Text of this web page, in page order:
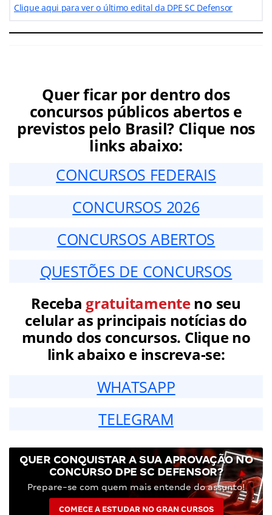
Clique aqui para ver o último edital da DPE SC Defensor
Quer ficar por dentro dos
concursos públicos abertos e
previstos pelo Brasil? Clique nos
links abaixo:
CONCURSOS FEDERAIS
CONCURSOS 2026
CONCURSOS ABERTOS
QUESTÕES DE CONCURSOS
Receba gratuitamenteno seu
celular as principais notícias do
mundo dos concursos. Clique no
link abaixo e inscreva-se:
WHATSAPP
TELEGRAM
QUER CONQUISTAR A SUA APROVAÇÃO NO
CONCURSO DPE SC DEFENSOR?
Prepare-se com quem mais entende do assunto!
COMECE A ESTUDAR NO GRAN CURSOS